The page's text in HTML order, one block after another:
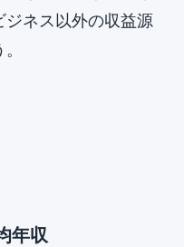
ジネス以外の収益源
年収